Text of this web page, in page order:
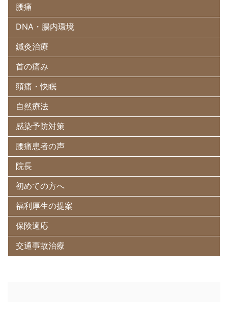
腰痛
DNA・腸内環境
鍼灸治療
首の痛み
頭痛・快眠
自然療法
感染予防対策
腰痛患者の声
院長
初めての方へ
福利厚生の提案
保険適応
交通事故治療